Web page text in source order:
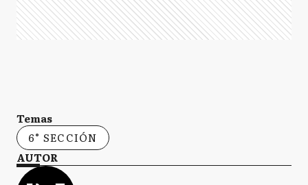
Temas
6° SECCIÓN
AUTOR